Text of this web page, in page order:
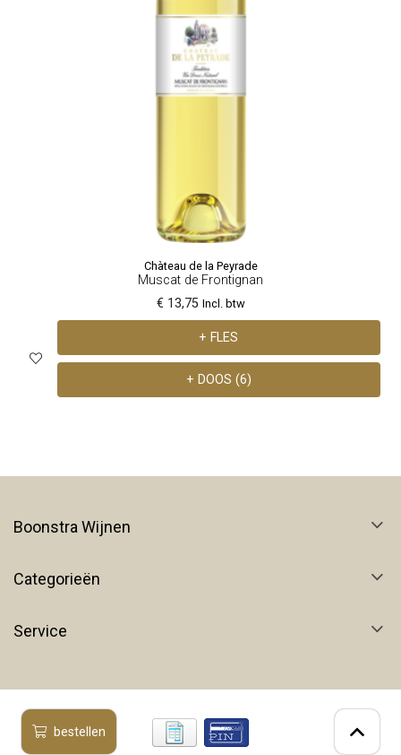
bestellen
Chàteau de la Peyrade
Muscat de Frontignan
€ 13,75 Incl. btw
+ FLES
+ DOOS (6)
Boonstra Wijnen
Categorieën
Service